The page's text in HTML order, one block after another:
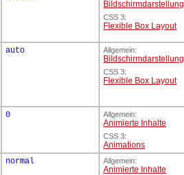
Bildschirm­darstellung
CSS 3:
Flexible Box Layout
auto Allgemein:
Bildschirm­darstellung
CSS 3:
Flexible Box Layout
0 Allgemein:
Animierte Inhalte
CSS 3:
Animations
normal Allgemein:
Animierte Inhalte